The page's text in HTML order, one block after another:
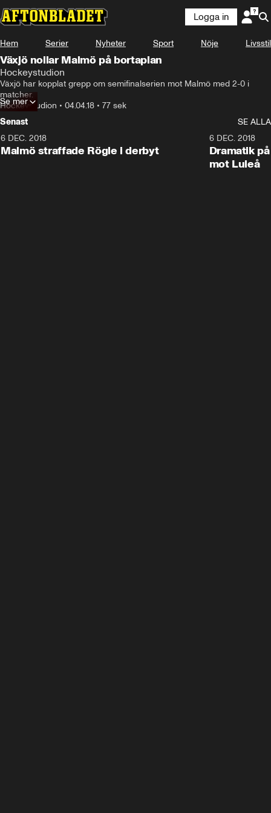
Logga in
Hem Serier Nyheter Sport Nöje Livsstil
Växjö nollar Malmö på bortaplan
Hockeystudion
Växjö har kopplat grepp om semifinalserien mot Malmö med 2-0 i
matcher.
Hockeystudion • 04.04.18 • 77 sek
Se mer
Senast
SE ALLA
6 DEC. 2018
Malmö straffade Rögle i derbyt
6 DEC. 2018
Dramatik
mot Luleå